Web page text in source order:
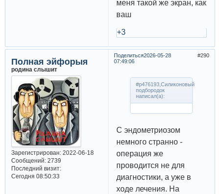
меня такой же экран, как
ваш
+3
Поделиться 290
2026-05-28
07:49:06
Полная эйфорыя
родина слышит
Зарегистрирован: 2022-06-18
Сообщений:2739
Последний визит:
Сегодня 08:50:33
#p476193,Силиконовый
подбородок
написал(а):
С эндометриозом
немного странно -
операция же
проводится не для
диагностики, а уже в
ходе лечения. На